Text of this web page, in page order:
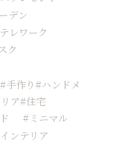
デン
レワーク
ク
手作り#ハンドメ
ア#住宅
#ミニマル
ンテリア